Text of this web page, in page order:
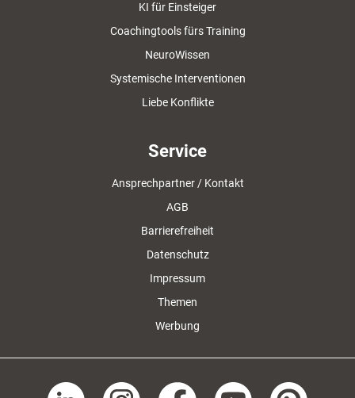
KI für Einsteiger
Coachingtools fürs Training
NeuroWissen
Systemische Interventionen
Liebe Konflikte
Service
Ansprechpartner / Kontakt
AGB
Barrierefreiheit
Datenschutz
Impressum
Themen
Werbung